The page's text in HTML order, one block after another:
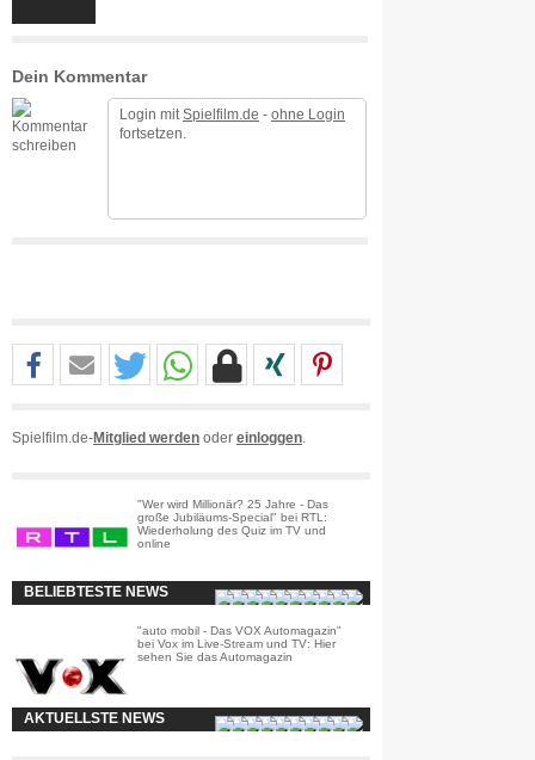
Dein Kommentar
Login mit Spielfilm.de - ohne Login
fortsetzen.
Spielfilm.de-Mitglied werden oder einloggen
"Wer wird Millionär? 25 Jahre - Das
große Jubiläums-Special" bei RTL:
Wiederholung des Quiz im TV und
online
BELIEBTESTE NEWS
"auto mobil - Das VOX Automagazin"
bei Vox im Live-Stream und TV: Hier
sehen Sie das Automagazin
AKTUELLSTE NEWS